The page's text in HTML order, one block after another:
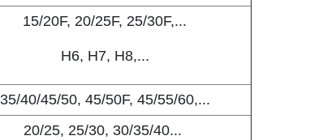
15/20F, 20/25F, 25/30F,...
H6, H7, H8,...
35/40/45/50, 45/50F, 45/55/60,...
20/25, 25/30, 30/35/40...